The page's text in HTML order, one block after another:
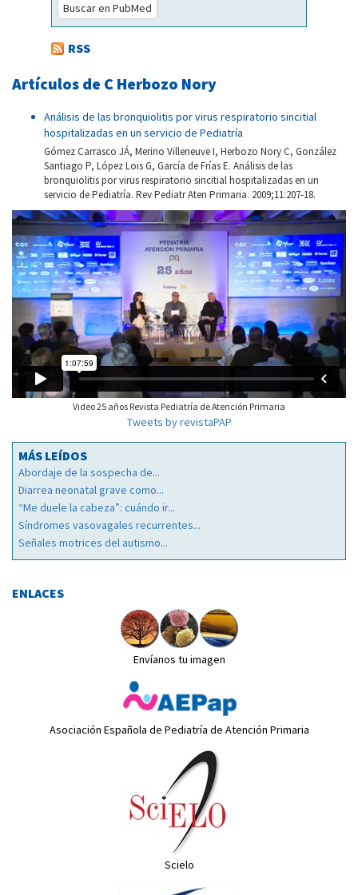
Buscar en PubMed
RSS
Artículos de C Herbozo Nory
Análisis de las bronquiolitis por virus respiratorio sincitial
hospitalizadas en un servicio de Pediatría
Gómez Carrasco JÁ, Merino Villeneuve I, Herbozo Nory C, González
Santiago P, López Lois G, García de Frías E. Análisis de las
bronquiolitis por virus respiratorio sincitial hospitalizadas en un
servicio de Pediatría. Rev Pediatr Aten Primaria. 2009;11:207-18.
Video 25 años Revista Pediatría de Atención Primaria
Tweets by revistaPAP
MÁS LEÍDOS
Abordaje de la sospecha de...
Diarrea neonatal grave como...
“Me duele la cabeza”: cuándo ir...
Síndromes vasovagales recurrentes...
Señales motrices del autismo...
ENLACES
Envíanos tu imagen
Asociación Española de Pediatría de Atención Primaria
Scielo